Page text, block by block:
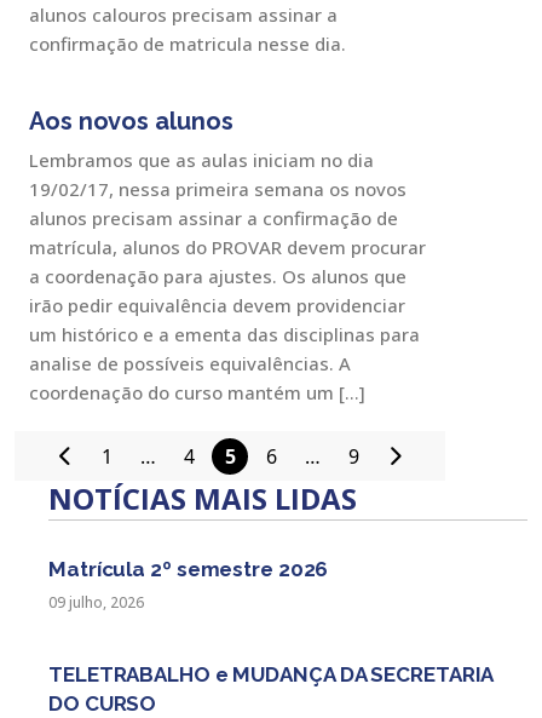
alunos calouros precisam assinar a
confirmação de matricula nesse dia.
Aos novos alunos
Lembramos que as aulas iniciam no dia
19/02/17, nessa primeira semana os novos
alunos precisam assinar a confirmação de
matrícula, alunos do PROVAR devem procurar
a coordenação para ajustes. Os alunos que
irão pedir equivalência devem providenciar
um histórico e a ementa das disciplinas para
analise de possíveis equivalências. A
coordenação do curso mantém um […]
Paginação
de
posts
1 … 4 5 6 … 9
NOTÍCIAS MAIS LIDAS
Matrícula 2º semestre 2026
09 julho, 2026
TELETRABALHO e MUDANÇA DA SECRETARIA
DO CURSO